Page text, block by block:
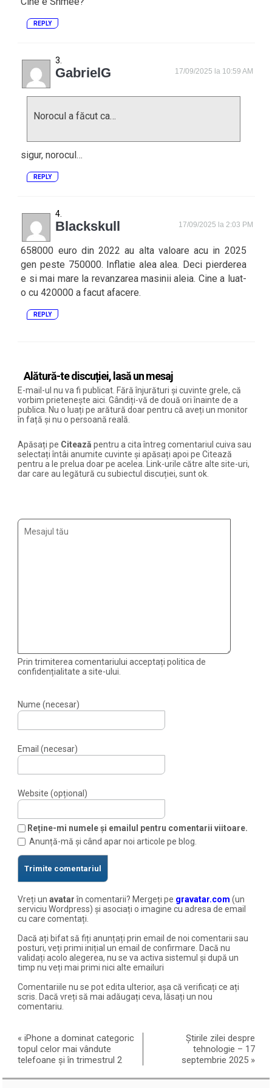
REPLY
GabrielG 17/09/2025 la 10:59 AM
Norocul a făcut ca…
sigur, norocul…
REPLY
Blackskull 17/09/2025 la 2:03 PM
658000 euro din 2022 au alta valoare acu in 2025
gen peste 750000. Inflatie alea alea. Deci pierderea
e si mai mare la revanzarea masinii aleia. Cine a luat-
o cu 420000 a facut afacere.
REPLY
Alătură-te discuției, lasă un mesaj
E-mail-ul nu va fi publicat. Fără înjurături și cuvinte grele, că
vorbim prietenește aici. Gândiți-vă de două ori înainte de a
publica. Nu o luați pe arătură doar pentru că aveți un monitor
în față și nu o persoană reală.
Apăsați pe Citează pentru a cita întreg comentariul cuiva sau
selectați întâi anumite cuvinte și apăsați apoi pe Citează
pentru a le prelua doar pe acelea. Link-urile către alte site-uri,
dar care au legătură cu subiectul discuției, sunt ok.
Prin trimiterea comentariului acceptați politica de
confidențialitate a site-ului.
Nume (necesar)
Email (necesar)
Website (opțional)
Reține-mi numele și emailul pentru comentarii viitoare.
Anunță-mă și când apar noi articole pe blog.
Vreți unavatarîn comentarii? Mergeți pe gravatar.com (un
serviciu Wordpress) și asociați o imagine cu adresa de email
cu care comentați.
Dacă ați bifat să fiți anunțați prin email de noi comentarii sau
posturi, veți primi inițial un email de confirmare. Dacă nu
validați acolo alegerea, nu se va activa sistemul și după un
timp nu veți mai primi nici alte emailuri
Comentariile nu se pot edita ulterior, așa că verificați ce ați
scris. Dacă vreți să mai adăugați ceva, lăsați un nou
comentariu.
«iPhone a dominat categoric
topul celor mai vândute
telefoane și în trimestrul 2
Știrile zilei despre
tehnologie – 17
septembrie 2025 »